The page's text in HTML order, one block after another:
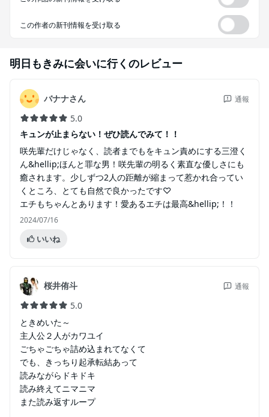
この作者の新刊情報を受け取る
明日もきみに会いに行く のレビュー
バナナさん 通報
5.0
キュンが止まらない！ぜひ読んでみて！！
咲先輩だけじゃなく、読者までもをキュン責めにする三澄く
ん&hellip;ほんと罪な男！咲先輩の明るく素直な優しさにも
癒されます。少しずつ2人の距離が縮まって惹かれ合ってい
くところ、とても自然で良かったです♡
エチもちゃんとあります！愛あるエチは最高&hellip;！！
2024/07/16
いいね
桜井侑斗 通報
5.0
ときめいた～
主人公２人がカワユイ
ごちゃごちゃ詰め込まれてなくて
でも、きっちり起承転結あって
読みながらドキドキ
読み終えてニマニマ
また読み返すループ